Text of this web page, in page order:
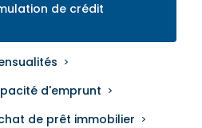
de crédit
d'emprunt
de prêt immobilier